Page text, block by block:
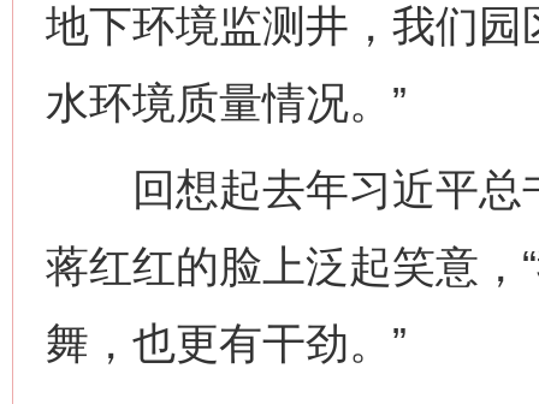
地下环境监测井，我们
水环境质量情况。”
回想起去年习近平总
蒋红红的脸上泛起笑意，
舞，也更有干劲。”